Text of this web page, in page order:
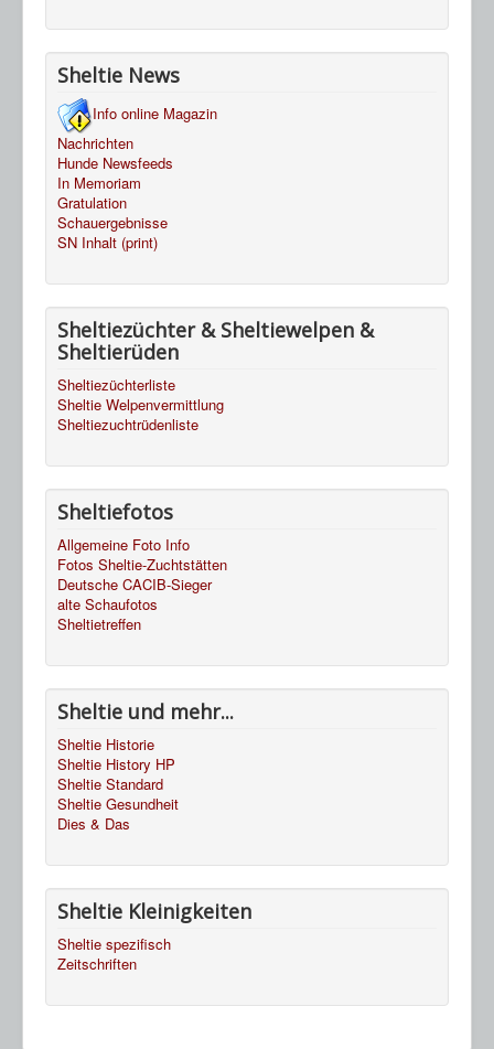
Sheltie News
Info online Magazin
Nachrichten
Hunde Newsfeeds
In Memoriam
Gratulation
Schauergebnisse
SN Inhalt (print)
Sheltiezüchter & Sheltiewelpen &
Sheltierüden
Sheltiezüchterliste
Sheltie Welpenvermittlung
Sheltiezuchtrüdenliste
Sheltiefotos
Allgemeine Foto Info
Fotos Sheltie-Zuchtstätten
Deutsche CACIB-Sieger
alte Schaufotos
Sheltietreffen
Sheltie und mehr...
Sheltie Historie
Sheltie History HP
Sheltie Standard
Sheltie Gesundheit
Dies & Das
Sheltie Kleinigkeiten
Sheltie spezifisch
Zeitschriften